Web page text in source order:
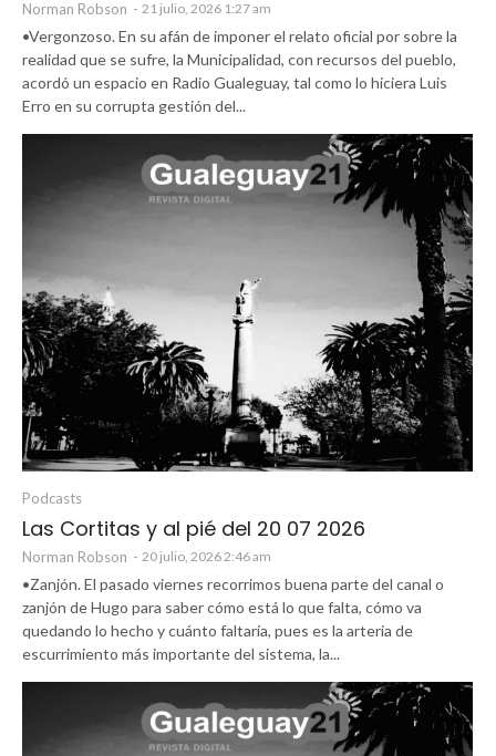
Norman Robson - 21 julio, 2026 1:27 am
•Vergonzoso. En su afán de imponer el relato oficial por sobre la
realidad que se sufre, la Municipalidad, con recursos del pueblo,
acordó un espacio en Radio Gualeguay, tal como lo hiciera Luis
Erro en su corrupta gestión del...
Podcasts
Las Cortitas y al pié del 20 07 2026
Norman Robson - 20 julio, 2026 2:46 am
•Zanjón. El pasado viernes recorrimos buena parte del canal o
zanjón de Hugo para saber cómo está lo que falta, cómo va
quedando lo hecho y cuánto faltaría, pues es la arteria de
escurrimiento más importante del sistema, la...